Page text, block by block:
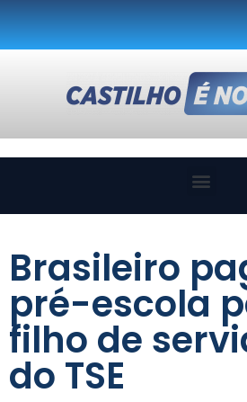
Brasileiro
pré-escola
filho de
do TSE